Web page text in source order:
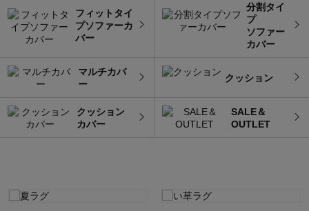
フィットタイ
プソファーカ
バー
分割タイ
プ
ソファー
カバー
マルチカバ
ー
クッション
クッション
カバー
SALE＆
OUTLET